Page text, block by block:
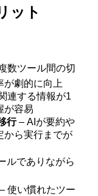
ット
数ツール間の切
が劇的に向上
連する情報が1
が容易
行– AIが要約や
から実行までが
ルでありながら
– 使い慣れたツー